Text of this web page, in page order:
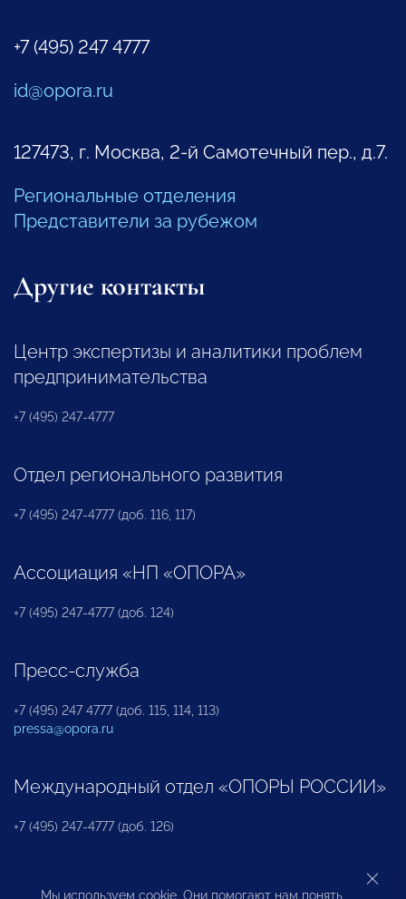
+7 (495) 247 4777
id@opora.ru
127473, г. Москва, 2-й Самотечный пер., д.7.
Региональные отделения
Представители за рубежом
Другие контакты
Центр экспертизы и аналитики проблем
предпринимательства
+7 (495) 247-4777
Отдел регионального развития
+7 (495) 247-4777 (доб. 116, 117)
Ассоциация «НП «ОПОРА»
+7 (495) 247-4777 (доб. 124)
Пресс-служба
+7 (495) 247 4777 (доб. 115, 114, 113)
pressa@opora.ru
Международный отдел «ОПОРЫ РОССИИ»
+7 (495) 247-4777 (доб. 126)
Бюро по защите прав предпринимателей и
Мы используем cookie. Они помогают нам понять,